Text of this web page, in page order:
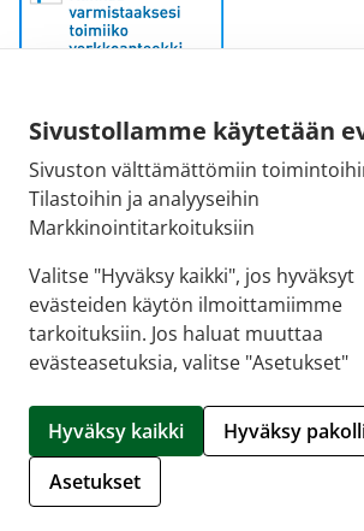
Sivustollamme käytetään
Sivuston välttämättömiin
Tilastoihin ja analyyseihin
Markkinointitarkoituksiin
Valitse "Hyväksy kaikki", jos hyväksyt
evästeiden käytön ilmoittamiimme
tarkoituksiin. Jos haluat muuttaa
evästeasetuksia, valitse "Asetukset"
Hyväksy kaikki
Hyväksy
Asetukset
Sähköpostiosoite:
kirjaamo@fimea.fi
Fimean vaihde:
029 522 3341
Hallitse evästeitä